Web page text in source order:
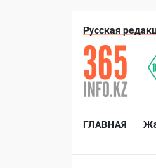
Русская
ГЛАВНАЯ